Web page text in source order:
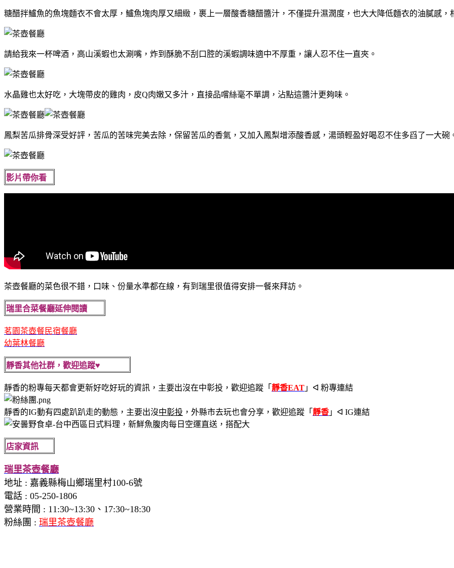
糖醋拌鱸魚的魚塊麵衣不會太厚，鱸魚塊肉厚又細緻，裹上一層酸香糖醋醬汁，不僅提升濕潤度，也大大降低麵衣的油膩感，
請給我來一杯啤酒，高山溪蝦也太涮嘴，炸到酥脆不刮口腔的溪蝦調味適中不厚重，讓人忍不住一直夾。
水晶雞也太好吃，大塊帶皮的雞肉，皮Q肉嫩又多汁，直接品嚐絲毫不單調，沾點這醬汁更夠味。
鳳梨苦瓜排骨深受好評，苦瓜的苦味完美去除，保留苦瓜的香氣，又加入鳳梨增添酸香感，湯頭輕盈好喝忍不住多舀了一大碗
影片帶你看
茶壺餐廳的菜色很不錯，口味、份量水準都在線，有到瑞里很值得安排一餐來拜訪。
瑞里合菜餐廳延伸閱讀
茗園茶壺餐民宿餐廳
幼葉林餐廳
靜香其他社群，歡迎追蹤♥
靜香的粉專每天都會更新好吃好玩的資訊，主要出沒在中彰投，歡迎追蹤 「 靜香EAT 」ᐊ 粉專連結
靜香的IG動有四處趴趴走的動態，主要出沒中彰投 ，外縣市去玩也會分享，歡迎追蹤 「 靜香 」ᐊ IG連結
店家資訊
瑞里茶壺餐廳
地址 : 嘉義縣梅山鄉瑞里村100-6號
電話 : 05-250-1806
營業時間 : 11:30~13:30、17:30~18:30
粉絲團 : 瑞里茶壺餐廳